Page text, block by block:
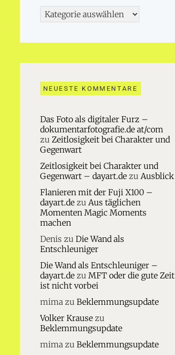
Kategorien
NEUESTE KOMMENTARE
Das Foto als digitaler Furz –
dokumentarfotografie.de at/com
zu Zeitlosigkeit bei Charakter und
Gegenwart
Zeitlosigkeit bei Charakter und
Gegenwart – dayart.dezu Ausblick
Flanieren mit der Fuji X100 –
dayart.dezu Aus täglichen
Momenten Magic Moments
machen
Denis zu Die Wand als
Entschleuniger
Die Wand als Entschleuniger –
dayart.dezu MFT oder die gute Zeit
ist nicht vorbei
mimazu Beklemmungsupdate
Volker Krausezu
Beklemmungsupdate
mimazu Beklemmungsupdate